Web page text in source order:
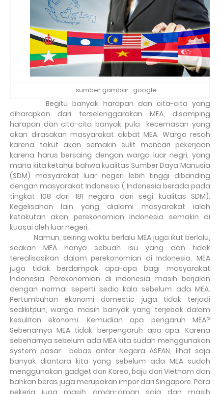
sumber gambar : google
Begitu banyak harapan dan cita-cita yang
diharapkan dari terselenggarakan MEA, disamping
harapan dan cita-cita banyak pula
kecemasan yang
akan dirasakan masyarakat akibat MEA. Warga resah
karena takut akan semakin sulit mencari pekerjaan
karena harus bersaing dengan warga luar negri, yang
mana kita ketahui bahwa kualitas Sumber Daya Manusia
(SDM) masyarakat luar negeri lebih tinggi dibanding
dengan masyarakat Indonesia ( Indonesia berada pada
tingkat 108 dari 181 negara dari segi kualitas SDM).
Kegelisahan lain yang dialami masyarakat ialah
ketakutan akan perekonomian Indonesia semakin di
kuasai oleh luar negeri.
Namun, seiring waktu berlalu MEA juga ikut berlalu,
seakan MEA hanya sebuah isu yang dan tidak
terealisasikan dalam perekonomian di Indonesia. MEA
juga tidak berdampak apa-apa bagi masyarakat
Indonesia. Perekonomian di indonesia masih berjalan
dengan normal seperti sedia kala sebelum ada MEA.
Pertumbuhan ekonomi domestic juga tidak terjadi
sedikitpun, warga masih banyak yang terjebak dalam
kesulitan ekonomi. Kemudian apa pengaruh MEA?
Sebenarnya MEA tidak berpengaruh apa-apa. Karena
sebenarnya sebelum ada MEA kita sudah menggunakan
system pasar
bebas antar Negara ASEAN, lihat saja
banyak diantara kita yang sebelum ada MEA sudah
menggunakan gadget dari Korea, baju dari Vietnam dan
bahkan beras juga merupakan impor dari Singapore. Para